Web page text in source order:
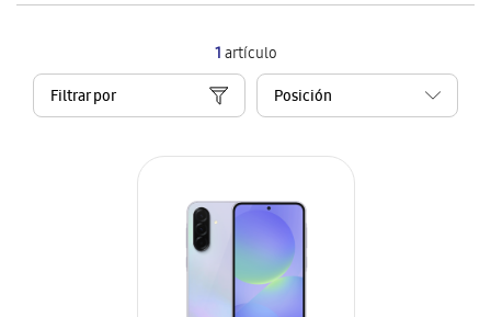
1artículo
Filtrar por